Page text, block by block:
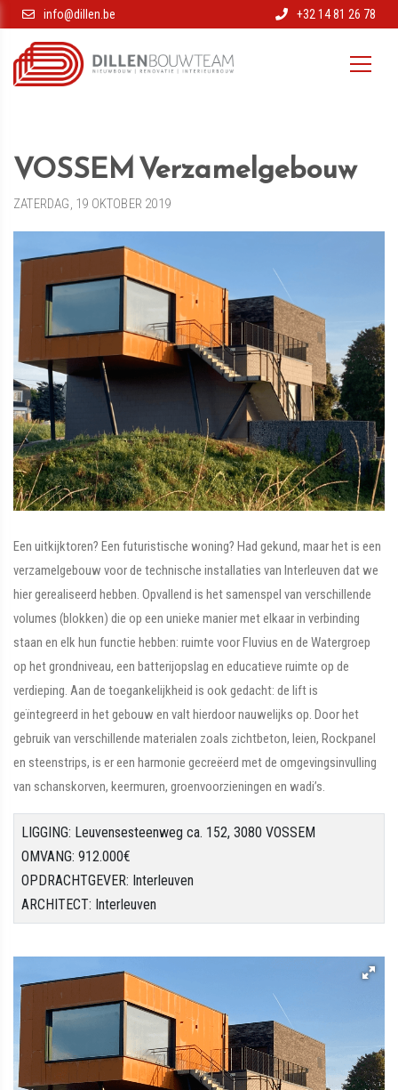
info@dillen.be +32 14 81 26 78
VOSSEM Verzamelgebouw
ZATERDAG, 19 OKTOBER 2019
Een uitkijktoren? Een futuristische woning? Had gekund, maar het is een
verzamelgebouw voor de technische installaties van Interleuven dat we
hier gerealiseerd hebben. Opvallend is het samenspel van verschillende
volumes (blokken) die op een unieke manier met elkaar in verbinding
staan en elk hun functie hebben: ruimte voor Fluvius en de Watergroep
op het grondniveau, een batterijopslag en educatieve ruimte op de
verdieping. Aan de toegankelijkheid is ook gedacht: de lift is
geïntegreerd in het gebouw en valt hierdoor nauwelijks op. Door het
gebruik van verschillende materialen zoals zichtbeton, leien, Rockpanel
en steenstrips, is er een harmonie gecreëerd met de omgevingsinvulling
van schanskorven, keermuren, groenvoorzieningen en wadi’s.
LIGGING: Leuvensesteenweg ca. 152, 3080 VOSSEM
OMVANG: 912.000€
OPDRACHTGEVER: Interleuven
ARCHITECT: Interleuven